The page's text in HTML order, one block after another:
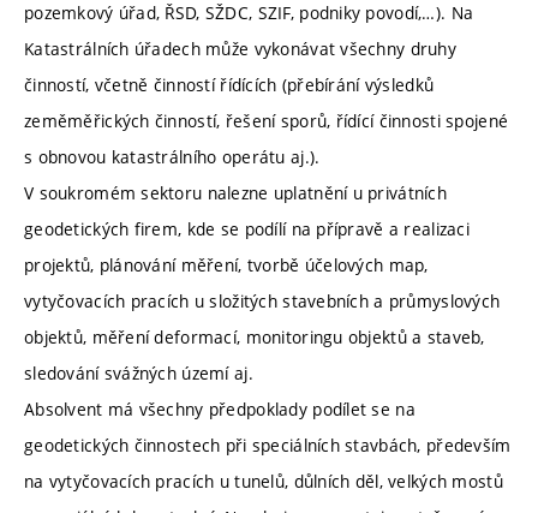
pozemkový úřad, ŘSD, SŽDC, SZIF, podniky povodí,…). Na
Katastrálních úřadech může vykonávat všechny druhy
činností, včetně činností řídících (přebírání výsledků
zeměměřických činností, řešení sporů, řídící činnosti spojené
s obnovou katastrálního operátu aj.).
V soukromém sektoru nalezne uplatnění u privátních
geodetických firem, kde se podílí na přípravě a realizaci
projektů, plánování měření, tvorbě účelových map,
vytyčovacích pracích u složitých stavebních a průmyslových
objektů, měření deformací, monitoringu objektů a staveb,
sledování svážných území aj.
Absolvent má všechny předpoklady podílet se na
geodetických činnostech při speciálních stavbách, především
na vytyčovacích pracích u tunelů, důlních děl, velkých mostů